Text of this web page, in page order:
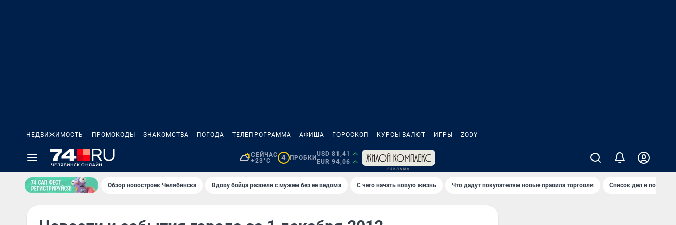
НЕДВИЖИМОСТЬ ПРОМОКОДЫ ЗНАКОМСТВА ПОГОДА ТЕЛЕПРОГРАММА АФИША ГОРОСКОП КУРСЫ ВАЛЮТ ИГРЫ ZODY
СЕЙЧАС
+23°C
4 ПРОБКИ
USD 81,41
EUR 94,06
Обзор новостроек Челябинска Вдову бойца развели с мужем без ее ведома С чего начать новую жизнь Что дадут покупателям новые правила торговли Список дел и покупок